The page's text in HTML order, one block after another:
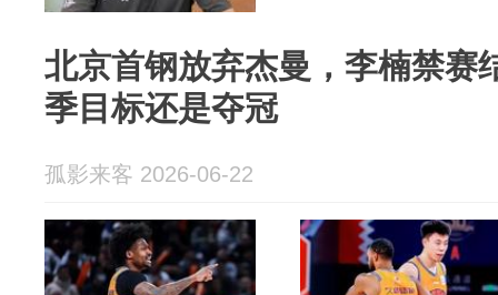
北京首钢放弃杰曼，李楠禁赛
季目标还是夺冠
孤影来客 2026-06-22